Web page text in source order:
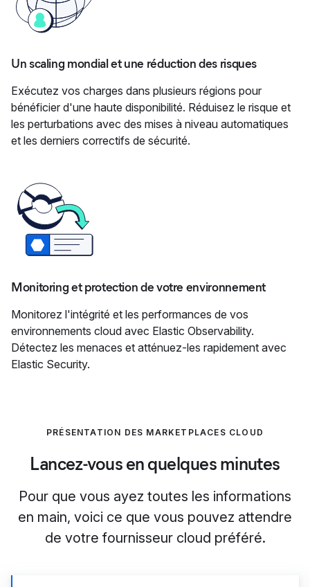
Un scaling mondial et une réduction des risques
Exécutez vos charges dans plusieurs régions pour
bénéficier d'une haute disponibilité. Réduisez le risque et
les perturbations avec des mises à niveau automatiques
et les derniers correctifs de sécurité.
Monitoring et protection de votre environnement
Monitorez l'intégrité et les performances de vos
environnements cloud avec Elastic Observability.
Détectez les menaces et atténuez-les rapidement avec
Elastic Security.
PRÉSENTATION DES MARKETPLACES CLOUD
Lancez-vous en quelques minutes
Pour que vous ayez toutes les informations
en main, voici ce que vous pouvez attendre
de votre fournisseur cloud préféré.